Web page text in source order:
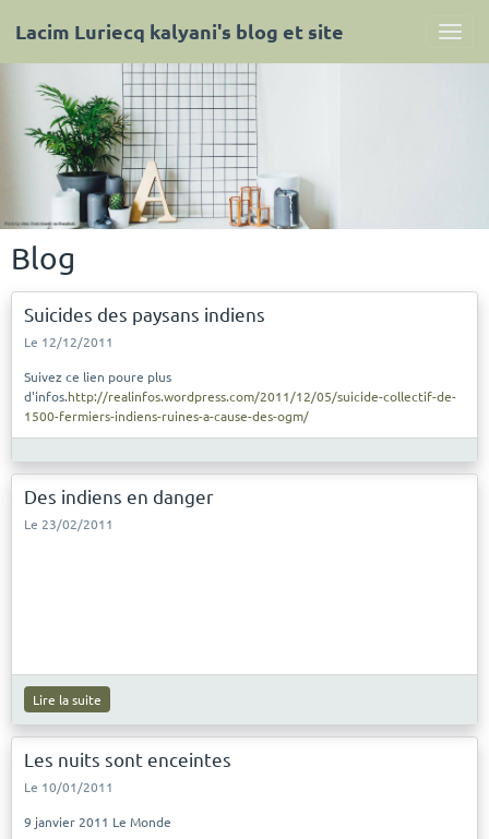
Lacim Luriecq kalyani's blog et site
Blog
Suicides des paysans indiens
Le 12/12/2011
Suivez ce lien poure plus
d'infos.http://realinfos.wordpress.com/2011/12/05/suicide-collectif-de-
1500-fermiers-indiens-ruines-a-cause-des-ogm/
Des indiens en danger
Le 23/02/2011
Lire la suite
Les nuits sont enceintes
Le 10/01/2011
9 janvier 2011 Le Monde